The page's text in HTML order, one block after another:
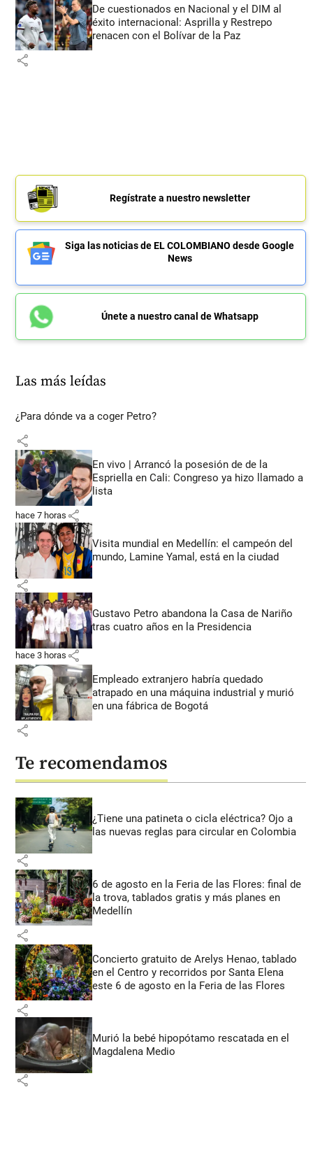
De cuestionados en Nacional y el DIM al
éxito internacional: Asprilla y Restrepo
renacen con el Bolívar de la Paz
share
Regístrate a nuestro newsletter
Siga las noticias de EL COLOMBIANO desde Google
News
Únete a nuestro canal de Whatsapp
Las más leídas
¿Para dónde va a coger Petro?
share
En vivo | Arrancó la posesión de de la
Espriella en Cali: Congreso ya hizo llamado a
lista
hace 7 horas share
Visita mundial en Medellín: el campeón del
mundo, Lamine Yamal, está en la ciudad
share
Gustavo Petro abandona la Casa de Nariño
tras cuatro años en la Presidencia
hace 3 horas share
Empleado extranjero habría quedado
atrapado en una máquina industrial y murió
en una fábrica de Bogotá
share
Te recomendamos
¿Tiene una patineta o cicla eléctrica? Ojo a
las nuevas reglas para circular en Colombia
share
6 de agosto en la Feria de las Flores: final de
la trova, tablados gratis y más planes en
Medellín
share
Concierto gratuito de Arelys Henao, tablado
en el Centro y recorridos por Santa Elena
este 6 de agosto en la Feria de las Flores
share
Murió la bebé hipopótamo rescatada en el
Magdalena Medio
share